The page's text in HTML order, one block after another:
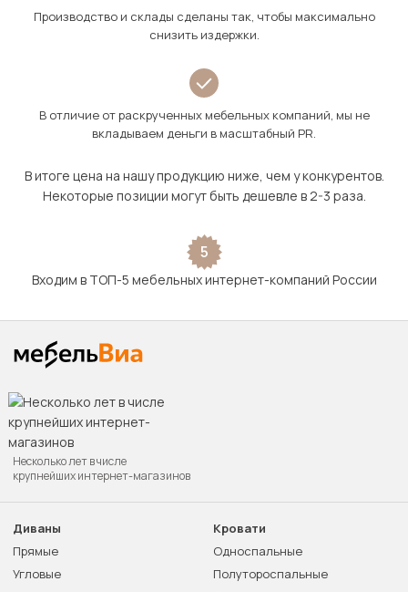
Производство и склады сделаны так, чтобы максимально
снизить издержки.
В отличие от раскрученных мебельных компаний, мы не
вкладываем деньги в масштабный PR.
В итоге цена на нашу продукцию ниже, чем у конкурентов.
Некоторые позиции могут быть дешевле в 2-3 раза.
5
Входим в ТОП-5 мебельных интернет-компаний России
Несколько лет в числе
крупнейших интернет-магазинов
Диваны
Прямые
Угловые
Кровати
Односпальные
Полутороспальные